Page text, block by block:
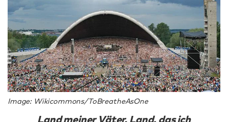
Image: Wikicommons/ToBreatheAsOne
Land meiner Väter, Land, das ich